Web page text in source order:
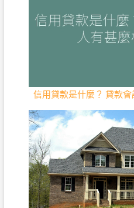
信用貸款是什麼？ 貸款